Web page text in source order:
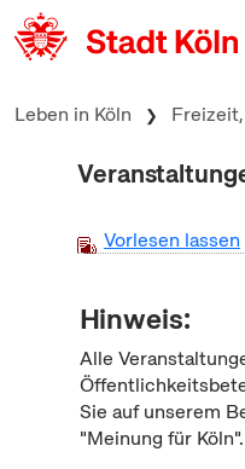
zum Inhalt springen
Leben in Köln
Vorlesen lassen
Hinweis:
Alle
Sie auf unserem
"Meinung für Köln".